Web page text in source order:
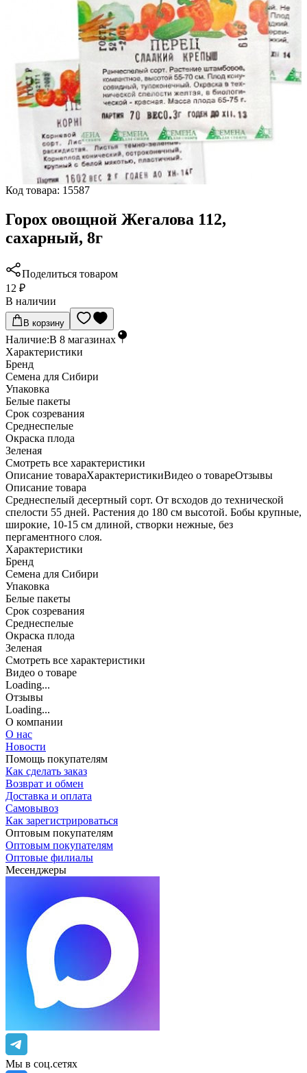
Код товара: 15587
Горох овощной Жегалова 112,
сахарный, 8г
Поделиться товаром
12 ₽
В наличии
В корзину
Наличие:В 8 магазинах
Характеристики
Бренд
Семена для Сибири
Упаковка
Белые пакеты
Срок созревания
Среднеспелые
Окраска плода
Зеленая
Cмотреть все характеристики
Описание товараХарактеристикиВидео о товареОтзывы
Описание товара
Среднеспелый десертный сорт. От всходов до технической
спелости 55 дней. Растения до 180 см высотой. Бобы крупные,
широкие, 10-15 см длиной, створки нежные, без
пергаментного слоя.
Характеристики
Бренд
Семена для Сибири
Упаковка
Белые пакеты
Срок созревания
Среднеспелые
Окраска плода
Зеленая
Cмотреть все характеристики
Видео о товаре
Loading...
Отзывы
Loading...
О компании
О нас
Новости
Помощь покупателям
Как сделать заказ
Возврат и обмен
Доставка и оплата
Самовывоз
Как зарегистрироваться
Оптовым покупателям
Оптовым покупателям
Оптовые филиалы
Месенджеры
Мы в соц.сетях